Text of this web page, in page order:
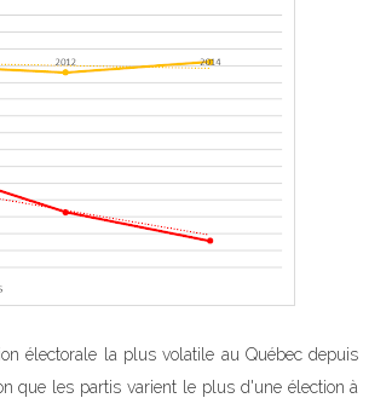
électorale la plus volatile au Québec depuis
que les partis varient le plus d'une élection à